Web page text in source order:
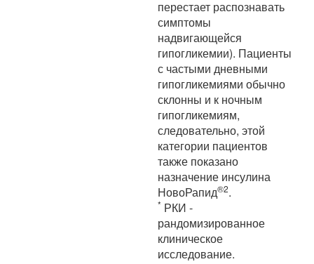
перестает распознавать
симптомы
надвигающейся
гипогликемии). Пациенты
с частыми дневными
гипогликемиями обычно
склонны и к ночным
гипогликемиям,
следовательно, этой
категории пациентов
также показано
назначение инсулина
НовоРапид®2.
* РКИ -
рандомизированное
клиническое
исследование.